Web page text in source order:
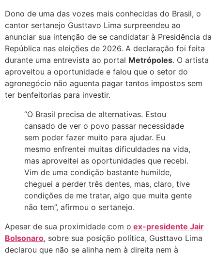
Dono de uma das vozes mais conhecidas do Brasil, o
cantor sertanejo Gusttavo Lima surpreendeu ao
anunciar sua intenção de se candidatar à Presidência da
República nas eleições de 2026. A declaração foi feita
durante uma entrevista ao portal Metrópoles. O artista
aproveitou a oportunidade e falou que o setor do
agronegócio não aguenta pagar tantos impostos sem
ter benfeitorias para investir.
“O Brasil precisa de alternativas. Estou
cansado de ver o povo passar necessidade
sem poder fazer muito para ajudar. Eu
mesmo enfrentei muitas dificuldades na vida,
mas aproveitei as oportunidades que recebi.
Vim de uma condição bastante humilde,
cheguei a perder três dentes, mas, claro, tive
condições de me tratar, algo que muita gente
não tem”, afirmou o sertanejo.
Apesar de sua proximidade com o ex-presidente Jair
Bolsonaro, sobre sua posição política, Gusttavo Lima
declarou que não se alinha nem à direita nem à